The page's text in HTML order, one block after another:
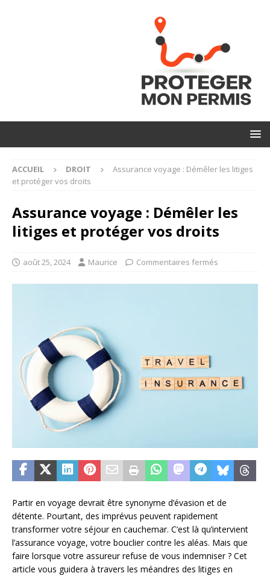
ACCUEIL DROIT
Assurance voyage : Démêler les litiges
et protéger vos droits
Assurance voyage : Démêler les
litiges et protéger vos droits
août 25, 2024 Maurice Commentaires fermés
Partir en voyage devrait être synonyme d’évasion et de
détente. Pourtant, des imprévus peuvent rapidement
transformer votre séjour en cauchemar. C’est là qu’intervient
l’assurance voyage, votre bouclier contre les aléas. Mais que
faire lorsque votre assureur refuse de vous indemniser ? Cet
article vous guidera à travers les méandres des litiges en